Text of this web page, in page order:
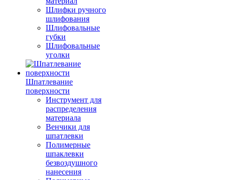
Шлифки ручного
шлифования
Шлифовальные
губки
Шлифовальные
уголки
Шпатлевание
поверхности
Инструмент для
распределения
материала
Венчики для
шпатлевки
Полимерные
шпаклевки
безвоздушного
нанесения